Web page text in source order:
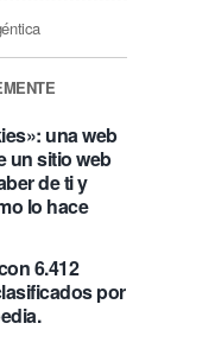
una web
un sitio web
de ti y
lo hace
6.412
por